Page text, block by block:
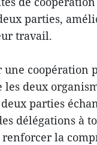
parties,
travail.
coopération
les deux
parties
délégations à
la